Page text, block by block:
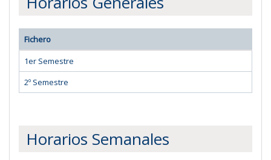
Fichero
1er Semestre
2º Semestre
Horarios Semanales